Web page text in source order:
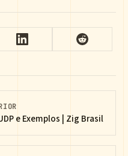
e Exemplos | Zig Brasil